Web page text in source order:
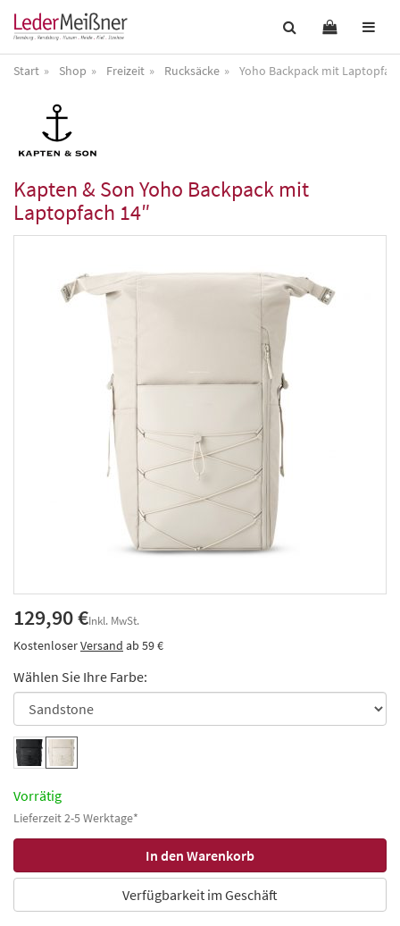
Start Shop Freizeit Rucksäcke Yoho Backpack mit
Kapten & SonYoho Backpack mit
Laptopfach 14″
129,90 €Inkl. MwSt.
KostenloserVersand ab 59 €
Wählen Sie Ihre Farbe:
Vorrätig
Lieferzeit 2-5 Werktage*
Verfügbarkeit im Geschäft